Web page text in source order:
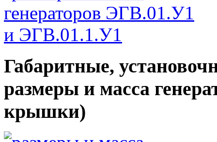
Габаритные,
размеры и масса
крышки)